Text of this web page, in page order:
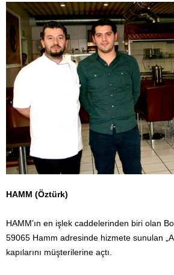
HAMM (Öztürk)
HAMM’ın en işlek caddelerinden biri olan
59065 Hamm adresinde hizmete sunulan
kapılarını müşterilerine açtı.